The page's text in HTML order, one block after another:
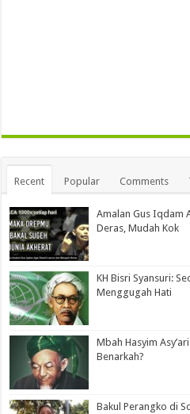
Recent Popular Comments
Amalan Gus Iqdam
Deras, Mudah Kok
KH Bisri Syansuri:
Menggugah Hati
Mbah Hasyim
Benarkah?
Bakul Perangko di